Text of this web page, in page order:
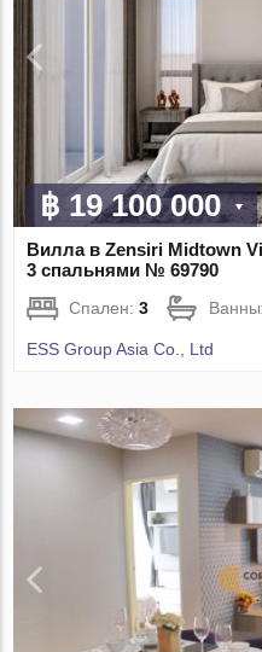
฿ 19 100 000
Вилла в Zensiri Midtown
3 спальнями № 69790
Спален:3
ESS Group Asia Co., Ltd